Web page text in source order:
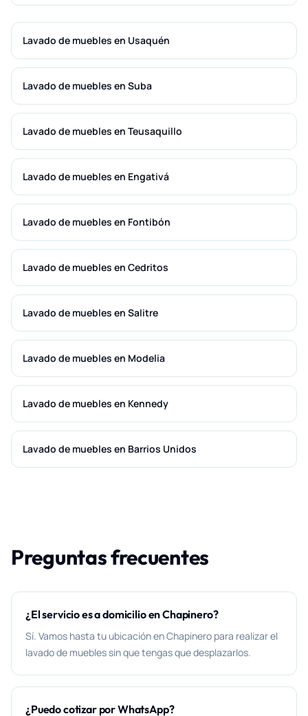
Lavado de muebles en Usaquén
Lavado de muebles en Suba
Lavado de muebles en Teusaquillo
Lavado de muebles en Engativá
Lavado de muebles en Fontibón
Lavado de muebles en Cedritos
Lavado de muebles en Salitre
Lavado de muebles en Modelia
Lavado de muebles en Kennedy
Lavado de muebles en Barrios Unidos
Preguntas frecuentes
¿El servicio es a domicilio en Chapinero?
Sí. Vamos hasta tu ubicación en Chapinero para realizar el
lavado de muebles sin que tengas que desplazarlos.
¿Puedo cotizar por WhatsApp?